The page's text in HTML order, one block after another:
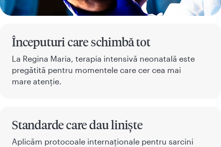
Începuturi care schimbă tot
La Regina Maria, terapia intensivă neonatală este
pregătită pentru momentele care cer cea mai
mare atenție.
Standarde care dau liniște
Aplicăm protocoale internaționale pentru sarcini